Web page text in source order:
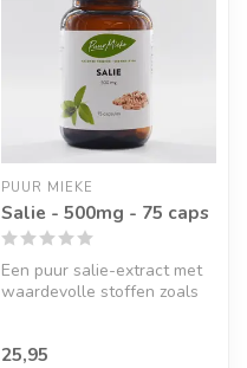
PUUR MIEKE
Salie - 500mg - 75 caps
Een puur salie-extract met
waardevolle stoffen zoals
25,95